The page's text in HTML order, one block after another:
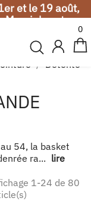
et le 19 août,
et le 19 août,
de votre
0
Détente
54, la basket
ra... lire
1-24 de 80